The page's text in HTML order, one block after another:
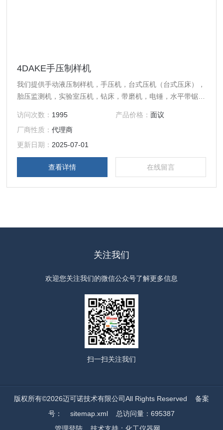
4DAKE手压制样机
我们提供手动液压制样机，手压机，台式压机（台式压床），
胎压监测机，实验室压机，钻床，带磨机，电锤，水平带锯
动液压制样机系列： X型，Y型，00型，0型 1型 1 1 2 1 1-2B
1 3-4型，1 1-2C型，2, 2 1-2, 2B, 2S型 3型，3A型，4型，
4M型，5型 标准1型，标准3型，标准5型
访问次数： 1995 产品价格： 面议
厂商性质：代理商
更新日期： 2025-07-01
查看详情 在线留言
关注我们
欢迎您关注我们的微信公众号了解更多信息
扫一扫关注我们
版权所有©2026迈可诺技术有限公司All Rights Reserved 备案
号：
sitemap.xml总访问量：695387